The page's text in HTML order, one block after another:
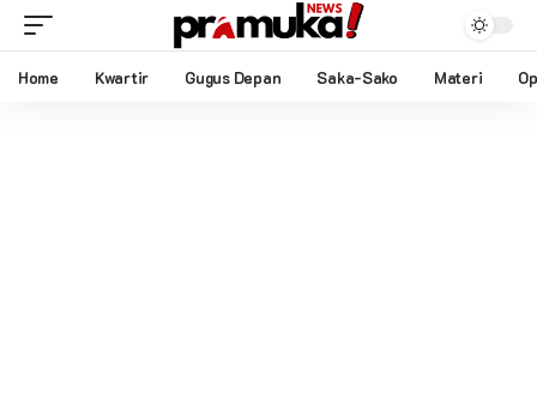
Home Kwartir Gugus Depan Saka-Sako Materi